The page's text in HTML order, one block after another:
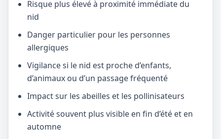
Risque plus élevé à proximité immédiate du
nid
Danger particulier pour les personnes
allergiques
Vigilance si le nid est proche d’enfants,
d’animaux ou d’un passage fréquenté
Impact sur les abeilles et les pollinisateurs
Activité souvent plus visible en fin d’été et en
automne